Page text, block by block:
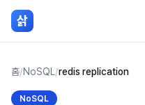
본문 바로가기
삵
홈/NoSQL/redis replication
NoSQL